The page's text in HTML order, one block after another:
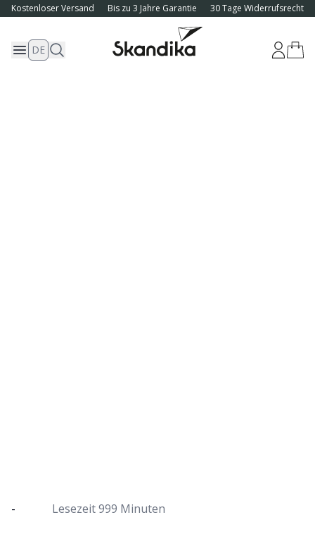
Kostenloser Versand Bis zu 3 Jahre Garantie 30 Tage Widerrufsrecht
DE
- Lesezeit999 Minuten